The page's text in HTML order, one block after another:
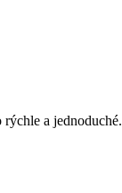
a jednoduché.